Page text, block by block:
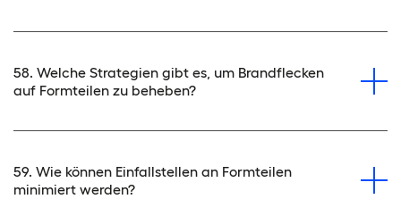
58. Welche Strategien gibt es, um Brandflecken
auf Formteilen zu beheben?
59. Wie können Einfallstellen an Formteilen
minimiert werden?